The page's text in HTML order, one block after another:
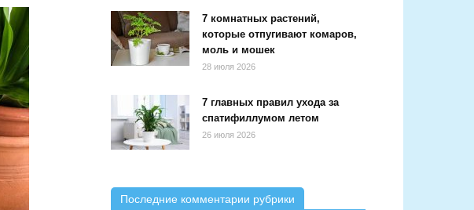
7 комнатных растений,
которые отпугивают комаров,
моль и мошек
28 июля 2026
7 главных правил ухода за
спатифиллумом летом
26 июля 2026
Последние комментарии рубрики